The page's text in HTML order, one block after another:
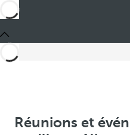
Réunions et